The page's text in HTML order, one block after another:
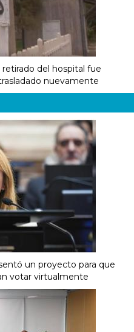
del hospital fue
nuevamente
un proyecto para que
votar virtualmente